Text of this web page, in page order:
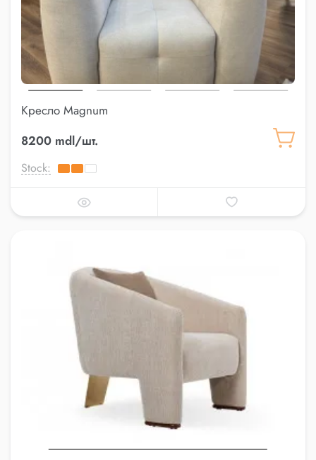
Кресло Magnum
8200 mdl/шт.
Stock: